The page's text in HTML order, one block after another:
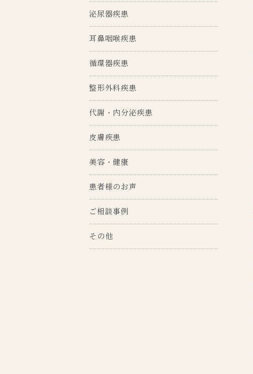
泌尿器疾患
耳鼻咽喉疾患
循環器疾患
整形外科疾患
代謝・内分泌疾患
皮膚疾患
美容・健康
患者様のお声
ご相談事例
その他